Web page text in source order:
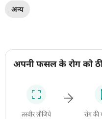
अन्य
अपनी फसल के रोग को
तस्वीर लीजिये रोग